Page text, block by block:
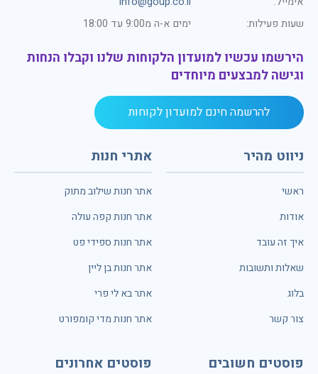
ניווט מהיר
ראשי
אודות
איך זה עובד
שאלות ותשובות
בלוג
צור קשר
אתרי חנות
אתר חנות שילוב מתוק
אתר חנות קפה עולה
אתר חנות ספידי פט
אתר חנות בן ליין
אתר בא לי פרי
אתר חנות מדי קומפורט
פוסטים חשובים פוסטים אחרונים
שעות פעילות:
ימים א-ה מ9:00 עד 18:00
הירשמו עכשיו למועדון הלקוחות שלנו וקבלו הנחות
וגישה למבצעים מיוחדים
להרשמה חינם למועדון לקוחות